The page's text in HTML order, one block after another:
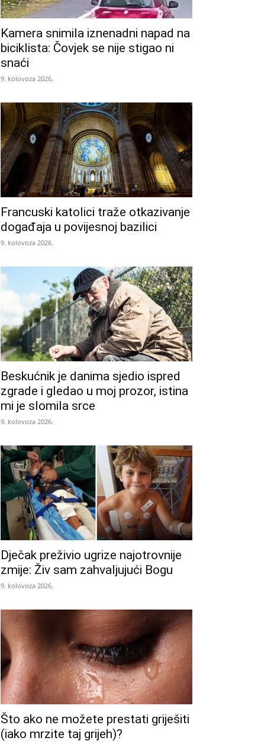
Kamera snimila iznenadni napad na
biciklista: Čovjek se nije stigao ni
snaći
9. kolovoza 2026.
Francuski katolici traže otkazivanje
događaja u povijesnoj bazilici
9. kolovoza 2026.
Beskućnik je danima sjedio ispred
zgrade i gledao u moj prozor, istina
mi je slomila srce
9. kolovoza 2026.
Dječak preživio ugrize najotrovnije
zmije: Živ sam zahvaljujući Bogu
9. kolovoza 2026.
Što ako ne možete prestati griješiti
(iako mrzite taj grijeh)?